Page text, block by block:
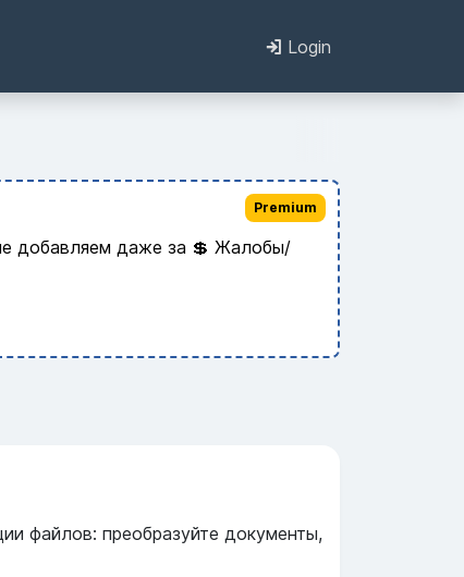
Login
добавляем даже за 💲 Жалобы/
Premium
файлов: преобразуйте документы,